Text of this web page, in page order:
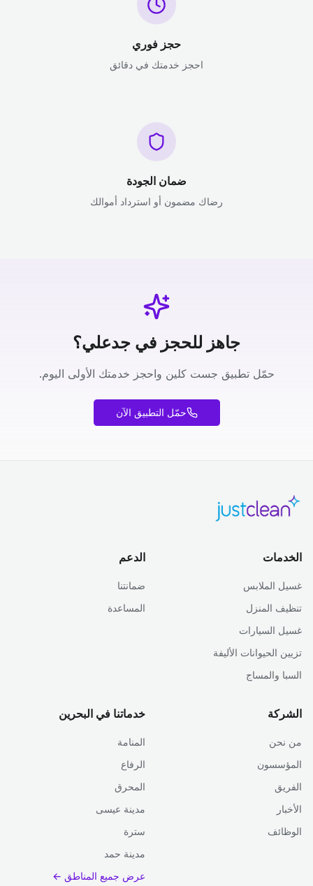
حجز فوري
احجز خدمتك في دقائق
ضمان الجودة
رضاك مضمون أو استرداد أموالك
جاهز للحجز في جدعلي؟
حمّل تطبيق جست كلين واحجز خدمتك الأولى اليوم.
حمّل التطبيق الآن
الخدمات
غسيل الملابس
تنظيف المنزل
غسيل السيارات
تزيين الحيوانات الأليفة
السبا والمساج
الدعم
ضمانتنا
المساعدة
الشركة
من نحن
المؤسسون
الفريق
الأخبار
الوظائف
خدماتنا في البحرين
المنامة
الرفاع
المحرق
مدينة عيسى
سترة
مدينة حمد
عرض جميع المناطق ←